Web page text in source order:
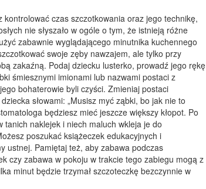
czas szczotkowania oraz jego technikę,
nie słyszało w ogóle o tym, że istnieją różne
zabawnie wyglądającego minutnika kuchennego
swoje zęby nawzajem, ale tylko przy
zakaźną. Podaj dziecku lusterko, prowadź jego rękę
śmiesznymi imionami lub nazwami postaci z
bohaterowie byli czyści. Zmieniaj postaci
słowami: „Musisz myć ząbki, bo jak nie to
będziesz mieć jeszcze większy kłopot. Po
tanich naklejek i niech maluch wkleja je do
poszukać książeczek edukacyjnych i
ustnej. Pamiętaj też, aby zabawa podczas
czy zabawa w pokoju w trakcie tego zabiegu mogą z
minut będzie trzymał szczoteczkę bezczynnie w